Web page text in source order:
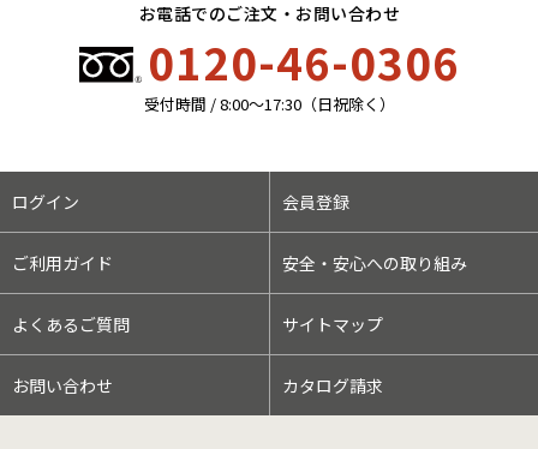
お電話でのご注文・お問い合わせ
0120-46-0306
受付時間 / 8:00〜17:30（日祝除く）
ログイン 会員登録
ご利用ガイド 安全・安心への取り組み
よくあるご質問 サイトマップ
お問い合わせ カタログ請求